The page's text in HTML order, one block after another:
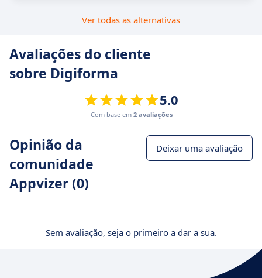
Ver todas as alternativas
Avaliações do cliente
sobre Digiforma
5.0
Com base em 2 avaliações
Opinião da
comunidade
Appvizer (0)
Deixar uma avaliação
Sem avaliação, seja o primeiro a dar a sua.